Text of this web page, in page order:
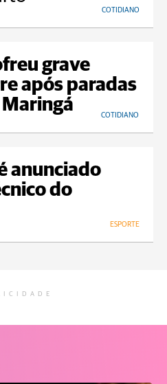
COTIDIANO
grave
após paradas
COTIDIANO
anunciado
do
ESPORTE